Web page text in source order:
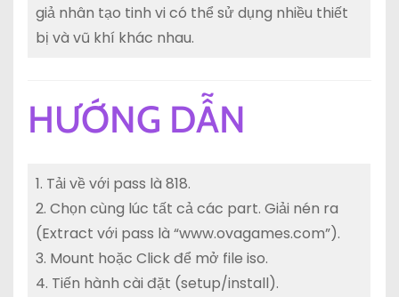
giả nhân tạo tinh vi có thể sử dụng nhiều thiết
bị và vũ khí khác nhau.
HƯỚNG DẪN
1. Tải về với pass là 818.
2. Chọn cùng lúc tất cả các part. Giải nén ra
(Extract với pass là “www.ovagames.com”).
3. Mount hoặc Click để mở file iso.
4. Tiến hành cài đặt (setup/install).